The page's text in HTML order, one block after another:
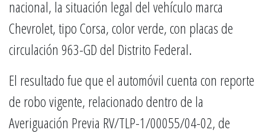
nacional, la situación legal del vehículo marca
Chevrolet, tipo Corsa, color verde, con placas de
circulación 963-GD del Distrito Federal.
El resultado fue que el automóvil cuenta con reporte
de robo vigente, relacionado dentro de la
Averiguación Previa RV/TLP-1/00055/04-02, de